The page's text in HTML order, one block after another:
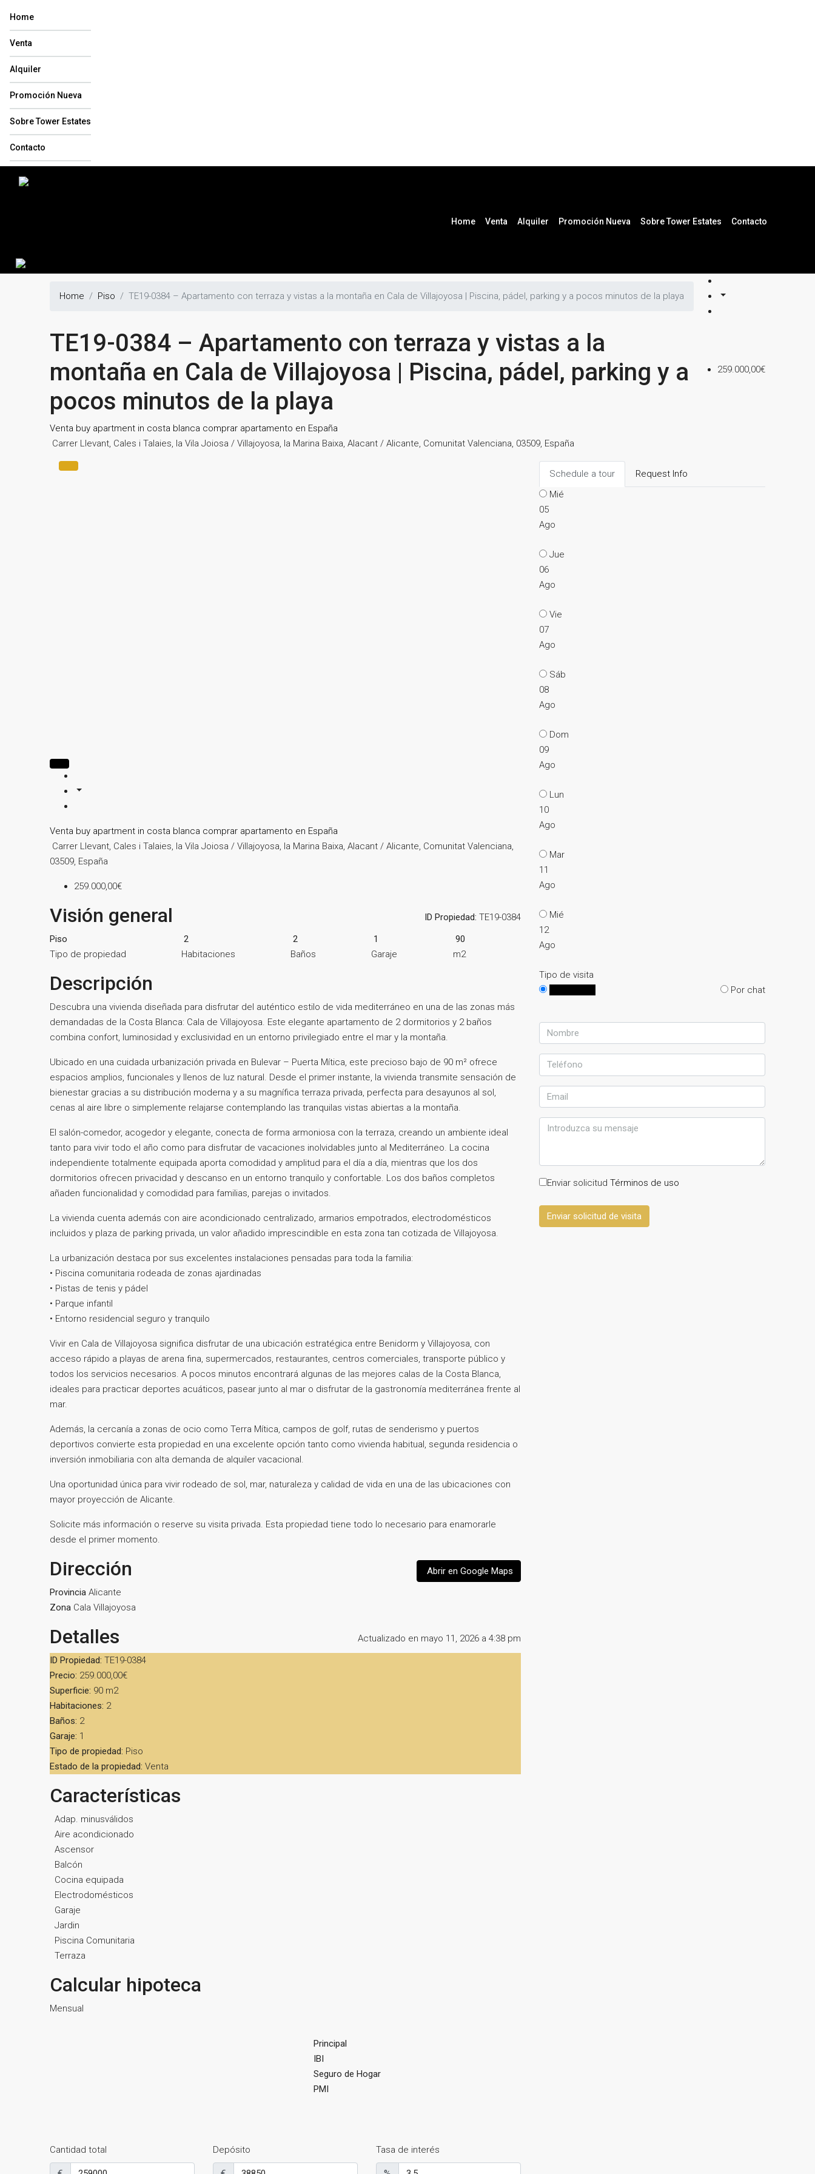
Home
Venta
Alquiler
Promoción Nueva
Sobre Tower Estates
Contacto
Home Venta Alquiler Promoción Nueva Sobre Tower Estates Contacto
Home Piso TE19-0384 – Apartamento con terraza y vistas a la montaña en Cala de Villajoyosa | Piscina, pádel, parking y a pocos minutos de la playa
TE19-0384 – Apartamento con terraza y vistas a la
montaña en Cala de Villajoyosa | Piscina, pádel, parking y a
pocos minutos de la playa
259.000,00€
Venta buy apartment in costa blanca comprar apartamento en España
Carrer Llevant, Cales i Talaies, la Vila Joiosa / Villajoyosa, la Marina Baixa, Alacant / Alicante, Comunitat Valenciana, 03509, España
Venta buy apartment in costa blanca comprar apartamento en España
Carrer Llevant, Cales i Talaies, la Vila Joiosa / Villajoyosa, la Marina Baixa, Alacant / Alicante, Comunitat Valenciana,
03509, España
259.000,00€
Visión general ID Propiedad: TE19-0384
Piso
Tipo de propiedad
2
Habitaciones
2
Baños
1
Garaje
90
m2
Descripción
Descubra una vivienda diseñada para disfrutar del auténtico estilo de vida mediterráneo en una de las zonas más
demandadas de la Costa Blanca: Cala de Villajoyosa. Este elegante apartamento de 2 dormitorios y 2 baños
combina confort, luminosidad y exclusividad en un entorno privilegiado entre el mar y la montaña.
Ubicado en una cuidada urbanización privada en Bulevar – Puerta Mítica, este precioso bajo de 90 m² ofrece
espacios amplios, funcionales y llenos de luz natural. Desde el primer instante, la vivienda transmite sensación de
bienestar gracias a su distribución moderna y a su magnífica terraza privada, perfecta para desayunos al sol,
cenas al aire libre o simplemente relajarse contemplando las tranquilas vistas abiertas a la montaña.
El salón-comedor, acogedor y elegante, conecta de forma armoniosa con la terraza, creando un ambiente ideal
tanto para vivir todo el año como para disfrutar de vacaciones inolvidables junto al Mediterráneo. La cocina
independiente totalmente equipada aporta comodidad y amplitud para el día a día, mientras que los dos
dormitorios ofrecen privacidad y descanso en un entorno tranquilo y confortable. Los dos baños completos
añaden funcionalidad y comodidad para familias, parejas o invitados.
La vivienda cuenta además con aire acondicionado centralizado, armarios empotrados, electrodomésticos
incluidos y plaza de parking privada, un valor añadido imprescindible en esta zona tan cotizada de Villajoyosa.
La urbanización destaca por sus excelentes instalaciones pensadas para toda la familia:
• Piscina comunitaria rodeada de zonas ajardinadas
• Pistas de tenis y pádel
• Parque infantil
• Entorno residencial seguro y tranquilo
Vivir en Cala de Villajoyosa significa disfrutar de una ubicación estratégica entre Benidorm y Villajoyosa, con
acceso rápido a playas de arena fina, supermercados, restaurantes, centros comerciales, transporte público y
todos los servicios necesarios. A pocos minutos encontrará algunas de las mejores calas de la Costa Blanca,
ideales para practicar deportes acuáticos, pasear junto al mar o disfrutar de la gastronomía mediterránea frente al
mar.
Además, la cercanía a zonas de ocio como Terra Mítica, campos de golf, rutas de senderismo y puertos
deportivos convierte esta propiedad en una excelente opción tanto como vivienda habitual, segunda residencia o
inversión inmobiliaria con alta demanda de alquiler vacacional.
Una oportunidad única para vivir rodeado de sol, mar, naturaleza y calidad de vida en una de las ubicaciones con
mayor proyección de Alicante.
Solicite más información o reserve su visita privada. Esta propiedad tiene todo lo necesario para enamorarle
desde el primer momento.
Dirección
Abrir en Google Maps
Provincia Alicante
Zona Cala Villajoyosa
Detalles
Actualizado en mayo 11, 2026 a 4:38 pm
ID Propiedad: TE19-0384
Precio: 259.000,00€
Superficie: 90 m2
Habitaciones: 2
Baños: 2
Garaje: 1
Tipo de propiedad: Piso
Estado de la propiedad: Venta
Características
Adap. minusválidos
Aire acondicionado
Ascensor
Balcón
Cocina equipada
Electrodomésticos
Garaje
Jardin
Piscina Comunitaria
Terraza
Calcular hipoteca
Mensual
Principal
IBI
Seguro de Hogar
PMI
Cantidad total Depósito Tasa de interés
Schedule a tour
Request Info
Mié
05
Ago
Jue
06
Ago
Vie
07
Ago
Sáb
08
Ago
Dom
09
Ago
Lun
10
Ago
Mar
11
Ago
Mié
12
Ago
Tipo de visita
Por chat
Enviar solicitud Términos de uso
Enviar solicitud de visita